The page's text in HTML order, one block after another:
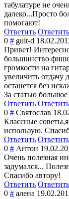
табулатуре не
далеко...Просто
помогают!
Ответить
0 # guit-d
Привет!
большинство
громкости на
увеличить отдачу
останется без
За статью
Ответить
0 # Святослав
Классные
использую.
Ответить
0 # Антон
Очень полезная
задумался...
Спасибо автору!
Ответить
0 # алена